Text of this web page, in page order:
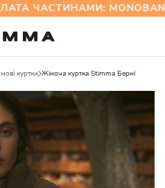
ЧАСТИНАМИ:
куртки Жіноча куртка Stimma Берні